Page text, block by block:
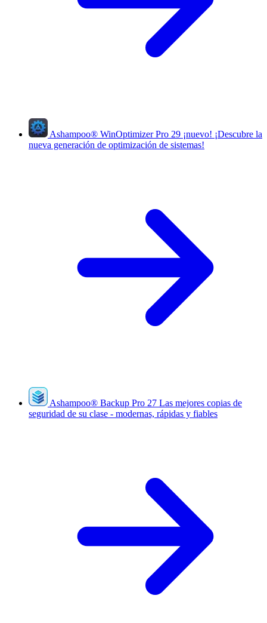
Ashampoo® WinOptimizer Pro 29 ¡nuevo! ¡Descubre la
nueva generación de optimización de sistemas!
Ashampoo® Backup Pro 27 Las mejores copias de
seguridad de su clase - modernas, rápidas y fiables